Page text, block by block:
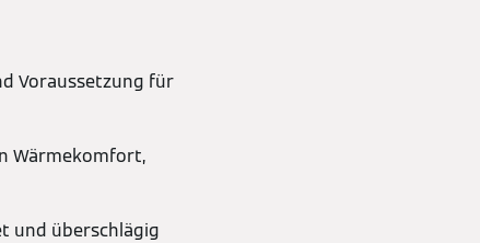
Voraussetzung für
Wärmekomfort,
und überschlägig